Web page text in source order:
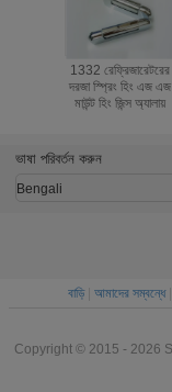
1332 রেফ্রিজারেটরের
দরজা স্প্রিং হিং এজ এজ
মাউন্ট হিং জিন্স অ্যালায়
ভাষা পরিবর্তন করুন
Bengali
বাড়ি| আমাদের সম্বন্ধে|
Copyright © 2015 - 2026